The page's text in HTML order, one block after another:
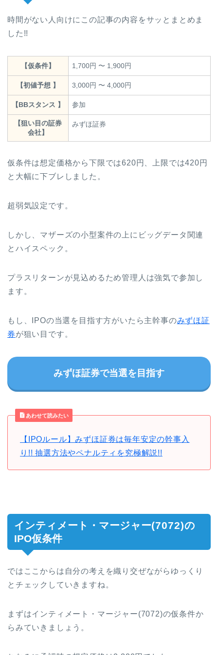
時間がない人向けにこの記事の内容をサッとまとめま
した!!
【仮条件】 1,700円 〜 1,900円
【初値予想 】 3,000円 〜 4,000円
【BBスタンス 】 参加
【狙い目の証券
会社】
みずほ証券
仮条件は想定価格から下限では620円、上限では420円
と大幅に下ブレしました。
超弱気設定です。
しかし、マザーズの小型案件の上にビッグデータ関連
とハイスペック。
プラスリターンが見込めるため管理人は強気で参加し
ます。
もし、IPOの当選を目指す方がいたら主幹事のみずほ証
券が狙い目です。
みずほ証券で当選を目指す
あわせて読みたい
【IPOルール】みずほ証券は毎年安定の幹事入
り!! 抽選方法やペナルティを究極解説!!
インティメート・マージャー(7072)の
IPO仮条件
ではここからは自分の考えを織り交ぜながらゆっくり
とチェックしていきますね。
まずはインティメート・マージャー(7072)の仮条件か
らみていきましょう。